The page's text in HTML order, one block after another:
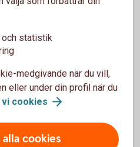
eller andra
och statistik
medgivande när du vill,
eller under din profil när du
vi cookies
cookies